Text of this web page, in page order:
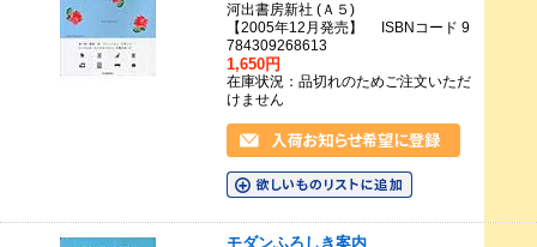
河出書房新社 (Ａ５)
【2005年12月発売】 ISBNコード 9
784309268613
1,650円
在庫状況：品切れのためご注文いただ
けません
モダンふろしき案内